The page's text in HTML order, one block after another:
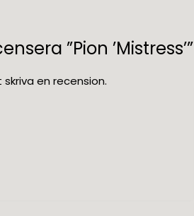
”Pion ’Mistress’”
en recension.